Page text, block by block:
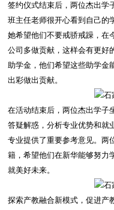
签约仪式结束后，两位杰出学
班主任老师很开心看到自己的
她希望他们不要戒骄戒躁，在
公司多做贡献，这样会有更好
助学金，他们希望这些助学金
出彩做出贡献。
在活动结束后，两位杰出学子
答疑解惑，分析专业优势和就
专业提供了重要参考意见。两
籍，希望他们在新华能够努力
就美好未来。
探索产教融合新模式，促进产